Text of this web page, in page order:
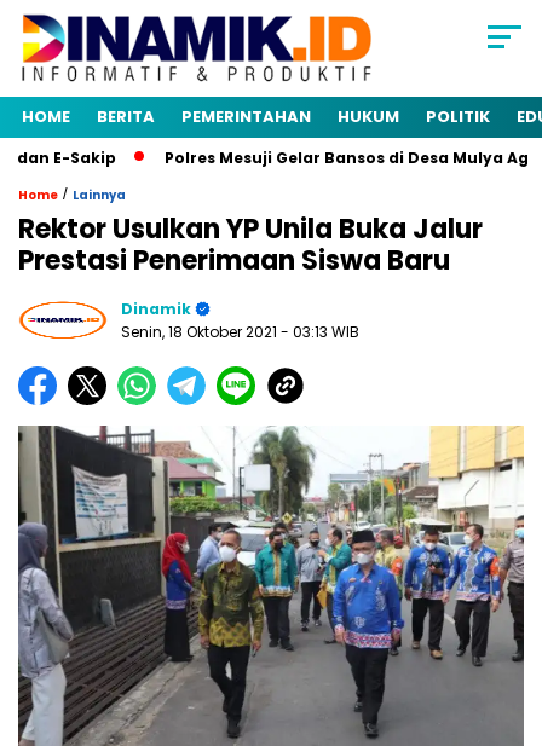
HOME BERITA PEMERINTAHAN HUKUM POLITIK
E-Sakip Polres Mesuji Gelar Bansos di Desa Mulya
Home / Lainnya
Rektor Usulkan YP Unila Buka Jalur
Prestasi Penerimaan Siswa Baru
Dinamik
Senin, 18 Oktober 2021 - 03:13 WIB